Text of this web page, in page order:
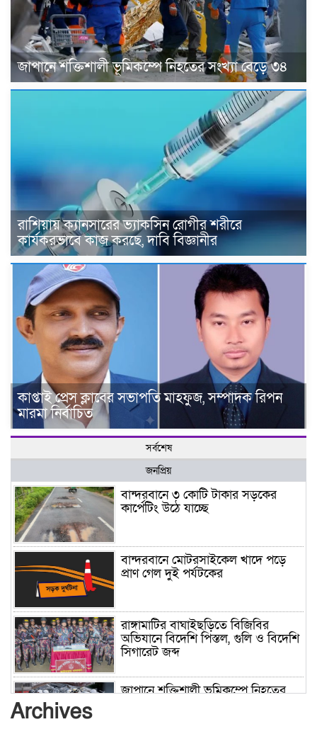
জাপানে শক্তিশালী ভূমিকম্পে নিহতের সংখ্যা বেড়ে ৩৪
রাশিয়ায় ক্যানসারের ভ্যাকসিন রোগীর শরীরে
কার্যকরভাবে কাজ করছে, দাবি বিজ্ঞানীর
কাপ্তাই প্রেস ক্লাবের সভাপতি মাহফুজ, সম্পাদক রিপন
মারমা নির্বাচিত
সর্বশেষ
জনপ্রিয়
বান্দরবানে ৩ কোটি টাকার সড়কের
কার্পেটিং উঠে যাচ্ছে
বান্দরবানে মোটরসাইকেল খাদে পড়ে
প্রাণ গেল দুই পর্যটকের
রাঙ্গামাটির বাঘাইছড়িতে বিজিবির
অভিযানে বিদেশি পিস্তল, গুলি ও বিদেশি
সিগারেট জব্দ
জাপানে শক্তিশালী ভূমিকম্পে নিহতের
Archives